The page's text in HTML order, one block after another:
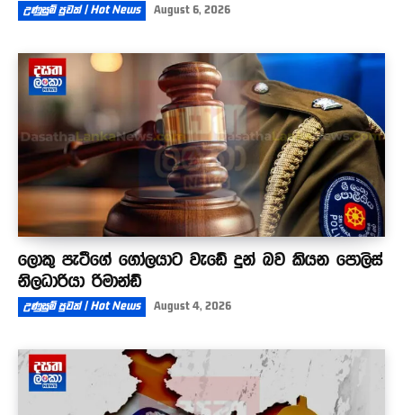
උණුසුම් පුවත් | Hot News August 6, 2026
ලොකු පැටීගේ ගෝලයාට වැඩේ දුන් බව කියන පොලිස්
නිලධාරියා රිමාන්ඩ්
උණුසුම් පුවත් | Hot News August 4, 2026